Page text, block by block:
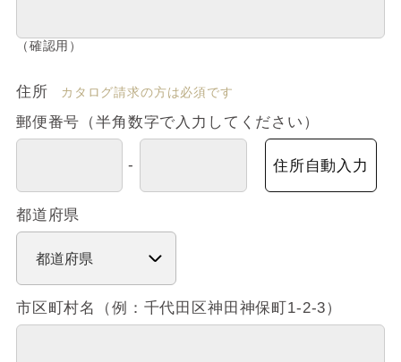
（確認用）
住所 カタログ請求の方は必須です
郵便番号（半角数字で入力してください）
- 住所自動入力
都道府県
市区町村名（例：千代田区神田神保町1-2-3）